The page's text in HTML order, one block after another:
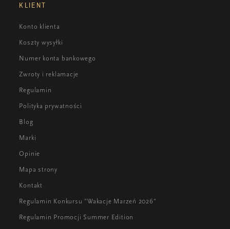
KLIENT
Konto klienta
Koszty wysyłki
Numer konta bankowego
Zwroty i reklamacje
Regulamin
Polityka prywatności
Blog
Marki
Opinie
Mapa strony
Kontakt
Regulamin Konkursu "Wakacje Marzeń 2026"
Regulamin Promocji Summer Edition